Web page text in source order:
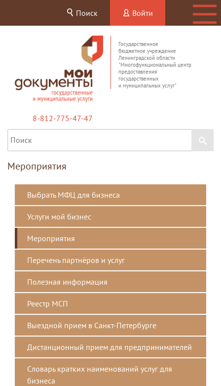
Поиск Войти
Государственное
бюджетное учреждение
Ленинградской области
"Многофункциональный центр
предоставления
государственных
и муниципальных услуг"
8-812-775-47-47
Мероприятия
Выбрать МФЦ для бизнеса
Услуги мой бизнес
Мероприятия
Перечень партнёров и услуг
Полезная информация
Реестр МСП
Выездной прием в Санкт-Петербурге
Дистанционный прием для предпринимателей
Словарь кратких наименований услуг для
бизнеса